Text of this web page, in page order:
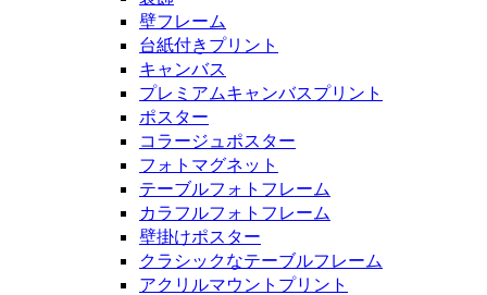
壁フレーム
台紙付きプリント
キャンバス
プレミアムキャンバスプリント
ポスター
コラージュポスター
フォトマグネット
テーブルフォトフレーム
カラフルフォトフレーム
壁掛けポスター
クラシックなテーブルフレーム
アクリルマウントプリント